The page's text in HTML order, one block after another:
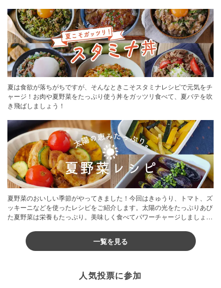
夏は食欲が落ちがちですが、そんなときこそスタミナレシピで元気をチ
ャージ！お肉や夏野菜をたっぷり使う丼をガッツリ食べて、夏バテを吹
き飛ばしましょう！
夏野菜のおいしい季節がやってきました！今回はきゅうり、トマト、ズ
ッキーニなどを使ったレシピをご紹介します。太陽の光をたっぷりあび
た夏野菜は栄養もたっぷり。美味しく食べてパワーチャージしましょう
一覧を見る
人気投票に参加